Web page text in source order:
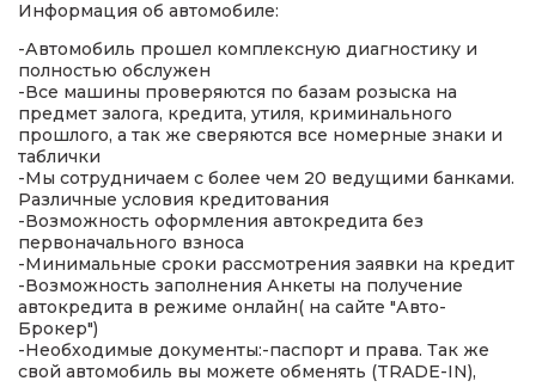
Информация об автомобиле:
-Автомобиль прошел комплексную диагностику и
полностью обслужен
-Все машины проверяются по базам розыска на
предмет залога, кредита, утиля, криминального
прошлого, а так же сверяются все номерные знаки и
таблички
-Мы сотрудничаем с более чем 20 ведущими банками.
Различные условия кредитования
-Возможность оформления автокредита без
первоначального взноса
-Минимальные сроки рассмотрения заявки на кредит
-Возможность заполнения Анкеты на получение
автокредита в режиме онлайн( на сайте "Авто-
Брокер")
-Необходимые документы:-паспорт и права. Так же
свой автомобиль вы можете обменять (TRADE-IN),